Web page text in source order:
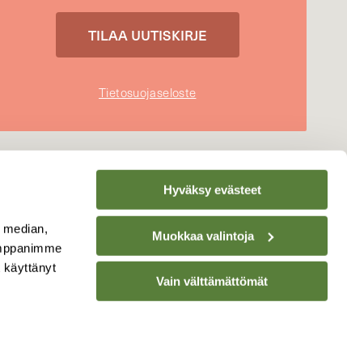
käyttänyt
Hyväksy evästeet
Muokkaa valintoja
Vain välttämättömät
Tietosuojaseloste